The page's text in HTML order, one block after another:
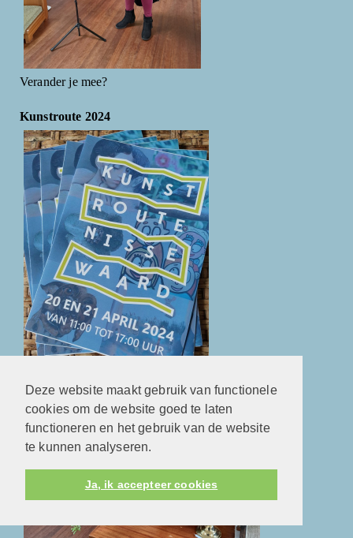
Deze website maakt gebruik van functionele
cookies om de website goed te laten
functioneren en het gebruik van de website
te kunnen analyseren.
Ja, ik accepteer cookies
Verander je mee?
Kunstroute 2024
Pasen 2024